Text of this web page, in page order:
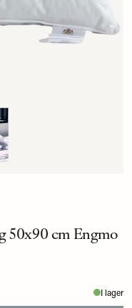
50x90 cm Engmo
I lager